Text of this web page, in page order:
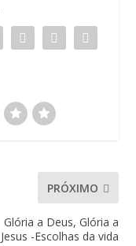
PRÓXIMO
Glória a Deus, Glória a
Jesus -Escolhas da vida